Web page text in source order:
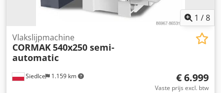
1 /8
Siedlce 1.159 km
Vlakslijpmachine
CORMAK540x250 semi-
automatic
€ 6.999
Vaste prijs excl. btw